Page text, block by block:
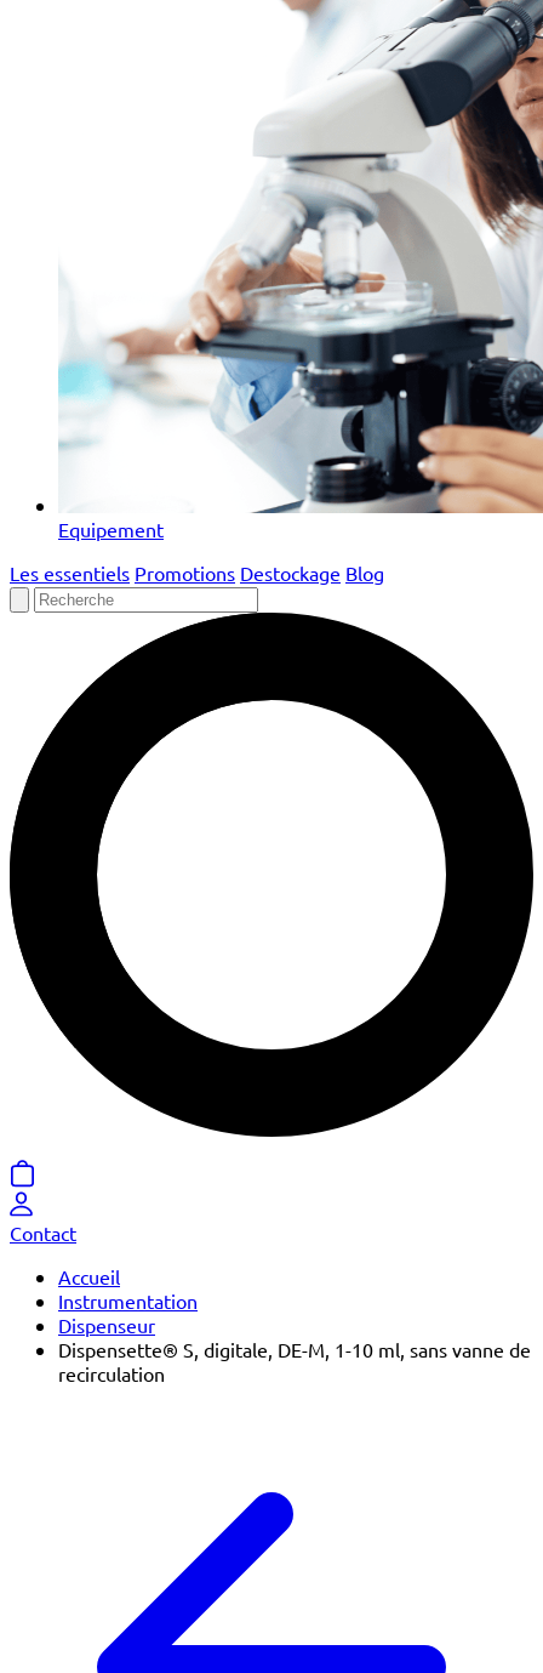
Equipement
Les essentiels Promotions Destockage Blog
Contact
Accueil
Instrumentation
Dispenseur
Dispensette® S, digitale, DE-M, 1-10 ml, sans vanne de
recirculation